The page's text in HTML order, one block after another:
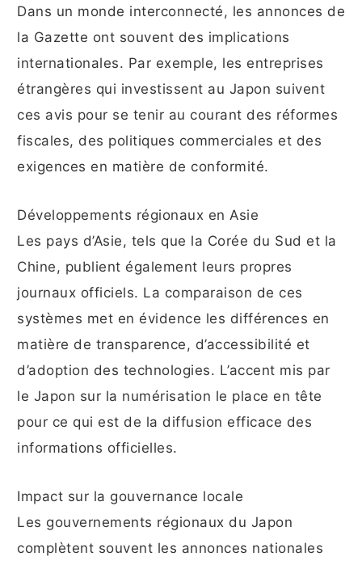
Dans un monde interconnecté, les annonces de
la Gazette ont souvent des implications
internationales. Par exemple, les entreprises
étrangères qui investissent au Japon suivent
ces avis pour se tenir au courant des réformes
fiscales, des politiques commerciales et des
exigences en matière de conformité.
Développements régionaux en Asie
Les pays d’Asie, tels que la Corée du Sud et la
Chine, publient également leurs propres
journaux officiels. La comparaison de ces
systèmes met en évidence les différences en
matière de transparence, d’accessibilité et
d’adoption des technologies. L’accent mis par
le Japon sur la numérisation le place en tête
pour ce qui est de la diffusion efficace des
informations officielles.
Impact sur la gouvernance locale
Les gouvernements régionaux du Japon
complètent souvent les annonces nationales